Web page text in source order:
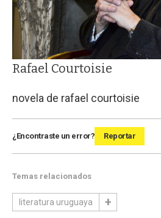
Rafael Courtoisie
novela de rafael courtoisie
¿Encontraste un error? Reportar
Temas relacionados
literatura uruguaya